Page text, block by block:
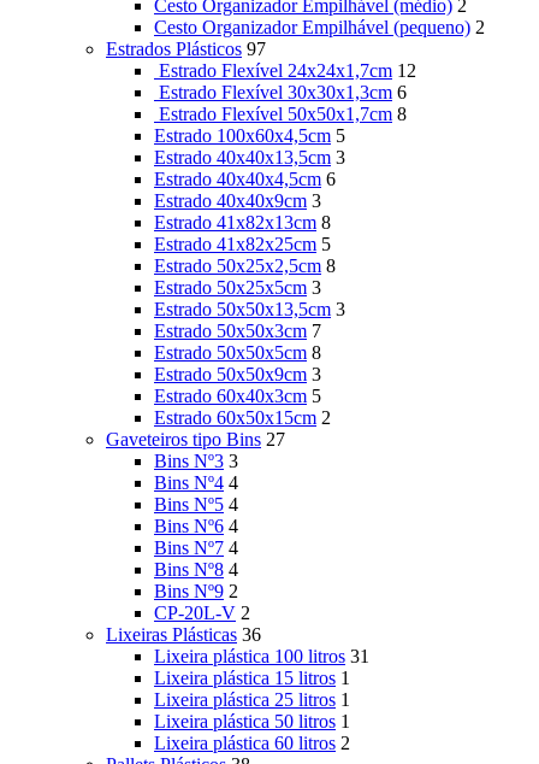
Cesto Organizador Empilhável (médio) 2
Cesto Organizador Empilhável (pequeno) 2
Estrados Plásticos 97
Estrado Flexível 24x24x1,7cm 12
Estrado Flexível 30x30x1,3cm 6
Estrado Flexível 50x50x1,7cm 8
Estrado 100x60x4,5cm 5
Estrado 40x40x13,5cm 3
Estrado 40x40x4,5cm 6
Estrado 40x40x9cm 3
Estrado 41x82x13cm 8
Estrado 41x82x25cm 5
Estrado 50x25x2,5cm 8
Estrado 50x25x5cm 3
Estrado 50x50x13,5cm 3
Estrado 50x50x3cm 7
Estrado 50x50x5cm 8
Estrado 50x50x9cm 3
Estrado 60x40x3cm 5
Estrado 60x50x15cm 2
Gaveteiros tipo Bins 27
Bins Nº3 3
Bins Nº4 4
Bins Nº5 4
Bins Nº6 4
Bins Nº7 4
Bins Nº8 4
Bins Nº9 2
CP-20L-V 2
Lixeiras Plásticas 36
Lixeira plástica 100 litros 31
Lixeira plástica 15 litros 1
Lixeira plástica 25 litros 1
Lixeira plástica 50 litros 1
Lixeira plástica 60 litros 2